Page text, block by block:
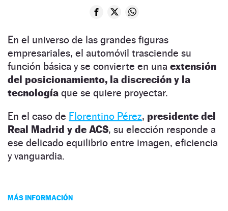
En el universo de las grandes figuras
empresariales, el automóvil trasciende su
función básica y se convierte en una extensión
del posicionamiento, la discreción y la
tecnología que se quiere proyectar.
En el caso de Florentino Pérez, presidente del
Real Madrid y de ACS, su elección responde a
ese delicado equilibrio entre imagen, eficiencia
y vanguardia.
MÁS INFORMACIÓN